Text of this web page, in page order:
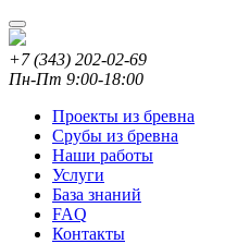
+7 (343) 202-02-69
Пн-Пт 9:00-18:00
Проекты из бревна
Срубы из бревна
Наши работы
Услуги
База знаний
FAQ
Контакты